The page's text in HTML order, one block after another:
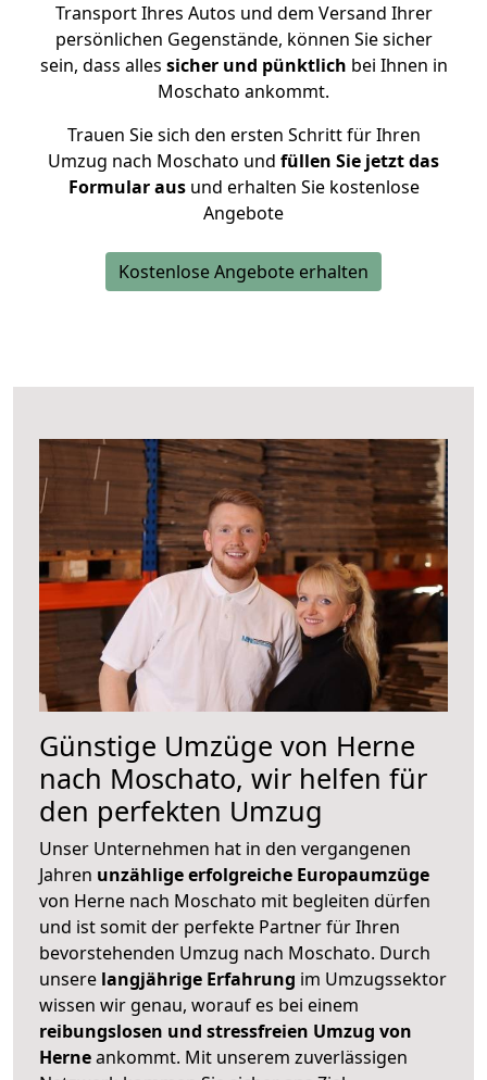
Transport Ihres Autos und dem Versand Ihrer
persönlichen Gegenstände, können Sie sicher
sein, dass alles sicher und pünktlich bei Ihnen in
Moschato ankommt.
Trauen Sie sich den ersten Schritt für Ihren
Umzug nach Moschato und füllen Sie jetzt das
Formular ausund erhalten Sie kostenlose
Angebote
Kostenlose Angebote erhalten
Günstige Umzüge von Herne
nach Moschato, wir helfen für
den perfekten Umzug
Unser Unternehmen hat in den vergangenen
Jahren unzählige erfolgreiche Europaumzüge
von Herne nach Moschato mit begleiten dürfen
und ist somit der perfekte Partner für Ihren
bevorstehenden Umzug nach Moschato. Durch
unsere langjährige Erfahrung im Umzugssektor
wissen wir genau, worauf es bei einem
reibungslosen und stressfreien Umzug von
Herneankommt. Mit unserem zuverlässigen